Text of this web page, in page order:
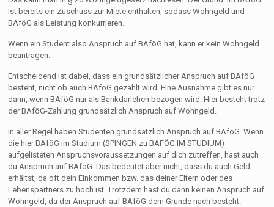
ist bereits ein Zuschuss zur Miete enthalten, sodass Wohngeld und
BAföG als Leistung konkurrieren.
Wenn ein Student also Anspruch auf BAföG hat, kann er kein Wohngeld
beantragen.
Entscheidend ist dabei, dass ein grundsätzlicher Anspruch auf BAföG
besteht, nicht ob auch BAföG gezahlt wird. Eine Ausnahme gibt es nur
dann, wenn BAföG nur als Bankdarlehen bezogen wird. Hier besteht trotz
der BAföG-Zahlung grundsätzlich Anspruch auf Wohngeld.
In aller Regel haben Studenten grundsätzlich Anspruch auf BAföG. Wenn
die hier BAföG im Studium (SPINGEN zu BAFÖG IM STUDIUM)
aufgelisteten Anspruchsvoraussetzungen auf dich zutreffen, hast auch
du Anspruch auf BAföG. Das bedeutet aber nicht, dass du auch Geld
erhältst, da oft dein Einkommen bzw. das deiner Eltern oder des
Lebenspartners zu hoch ist. Trotzdem hast du dann keinen Anspruch auf
Wohngeld, da der Anspruch auf BAföG dem Grunde nach besteht.